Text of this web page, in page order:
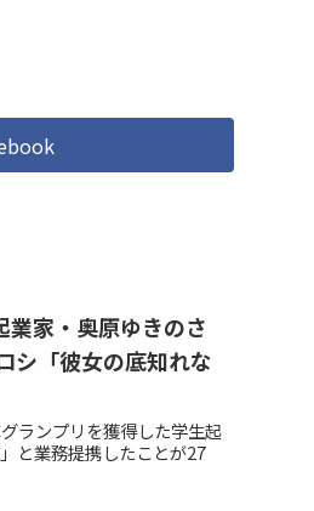
家・奥原ゆきのさ
シ「彼女の底知れな
ランプリを獲得した学生起
と業務提携したことが27